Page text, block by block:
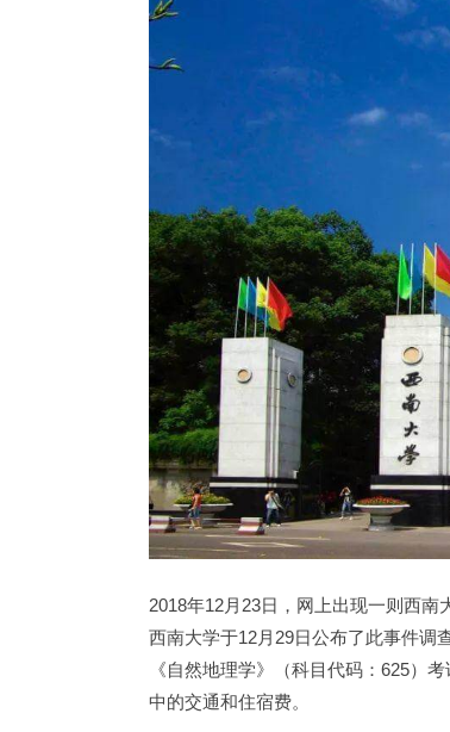
2018年12月23日，网上出现一则西南
西南大学于12月29日公布了此事件调
《自然地理学》（科目代码：625）
中的交通和住宿费。